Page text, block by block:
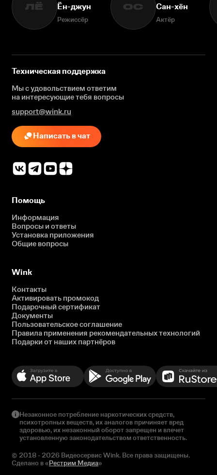
ЛЁ
Ён-джун
Режиссёр
ОС
Сан-хён
Актёр
Техническая поддержка
Мы с удовольствием ответим
на интересующиетебя вопросы
support@wink.ru
Написать в чат
Помощь
Информация
Вопросы и ответы
Установка приложения
Общие вопросы
Wink
Контакты
Активировать промокод
Подарочный сертификат
Документы
Пользовательское соглашение
Правила применения рекомендательных технологий
Подарки от наших партнёров
Незаконное потребление наркотических средств,
психотропных веществ, их аналогов причиняет вред
здоровью, их незаконный оборот запрещен и влечет
установленную законодательством ответственность.
© 2018 - 2026 Видеосервис Wink. Все права защищены.
Сделано в «Рестрим Медиа»